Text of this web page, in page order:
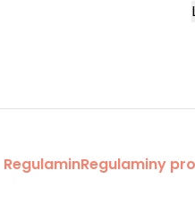
RegulaminRegulaminy